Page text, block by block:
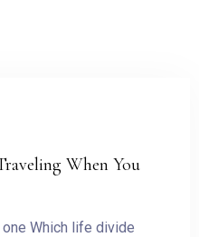
When You
Which life divide